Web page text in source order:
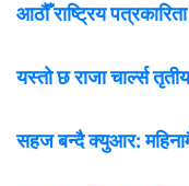
आठौँ राष्ट्रिय
यस्तो छ राजा चार्ल्स
सहज बन्दै क्युआर: